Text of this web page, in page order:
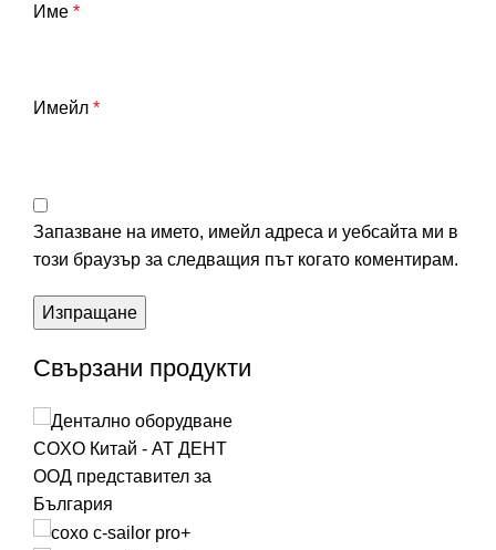
Име *
Имейл *
Запазване на името, имейл адреса и уебсайта ми в
този браузър за следващия път когато коментирам.
Свързани продукти